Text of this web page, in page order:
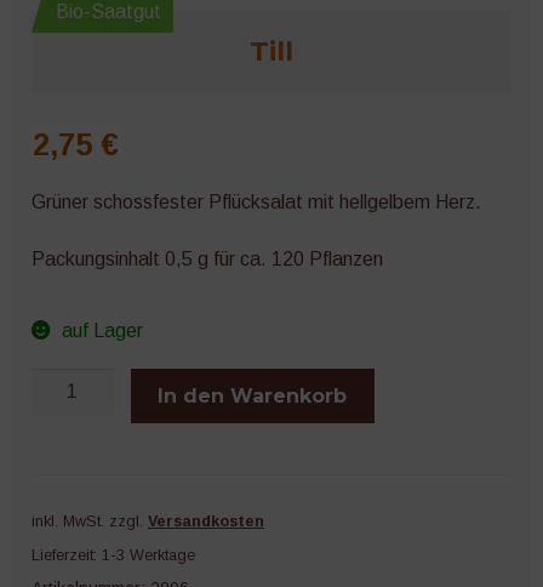
Bio-Saatgut
Till
2,75 €
Grüner schossfester Pflücksalat mit hellgelbem Herz.
Packungsinhalt 0,5 g für ca. 120 Pflanzen
auf Lager
In den Warenkorb
inkl. MwSt. zzgl. Versandkosten
Lieferzeit: 1-3 Werktage